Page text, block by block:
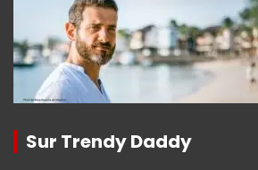
Sur Trendy Daddy